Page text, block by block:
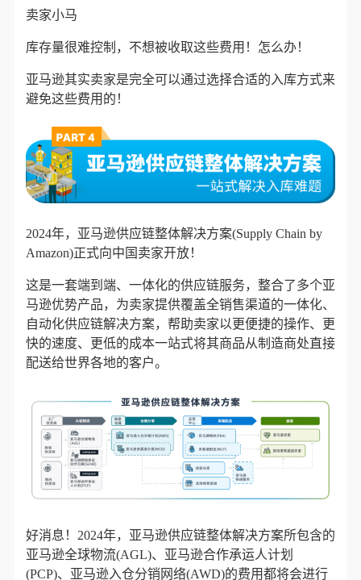
卖家小马
库存量很难控制，不想被收取这些费用！怎么办！
亚马逊其实卖家是完全可以通过选择合适的入库方式来
避免这些费用的！
2024年， 亚马逊供应链整体解决方案(Supply Chain by
Amazon)正式向中国卖家开放！
这是一套端到端、一体化的供应链服务，整合了多个亚
马逊优势产品，为卖家提供覆盖全销售渠道的一体化、
自动化供应链解决方案，帮助卖家以更便捷的操作、更
快的速度、更低的成本一站式将其商品从制造商处直接
配送给世界各地的客户。
好消息！ 2024年，亚马逊供应链整体解决方案所包含的
亚马逊全球物流(AGL)、亚马逊合作承运人计划
(PCP)、亚马逊入仓分销网络(AWD)的费用都将会进行